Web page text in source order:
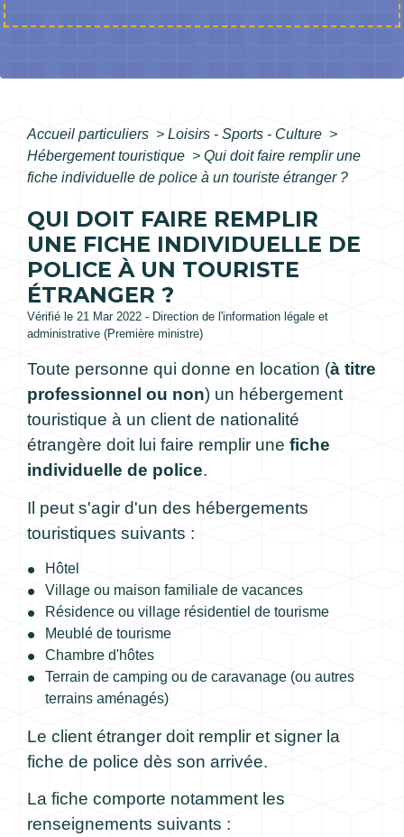
Accueil particuliers > Loisirs - Sports - Culture >
Hébergement touristique > Qui doit faire remplir une
fiche individuelle de police à un touriste étranger ?
QUI DOIT FAIRE REMPLIR
UNE FICHE INDIVIDUELLE DE
POLICE À UN TOURISTE
ÉTRANGER ?
Vérifié le 21 Mar 2022 - Direction de l'information légale et
administrative (Première ministre)
Toute personne qui donne en location (à titre
professionnel ou non) un hébergement
touristique à un client de nationalité
étrangère doit lui faire remplir une fiche
individuelle de police.
Il peut s'agir d'un des hébergements
touristiques suivants :
Hôtel
Village ou maison familiale de vacances
Résidence ou village résidentiel de tourisme
Meublé de tourisme
Chambre d'hôtes
Terrain de camping ou de caravanage (ou autres
terrains aménagés)
Le client étranger doit remplir et signer la
fiche de police dès son arrivée.
La fiche comporte notamment les
renseignements suivants :